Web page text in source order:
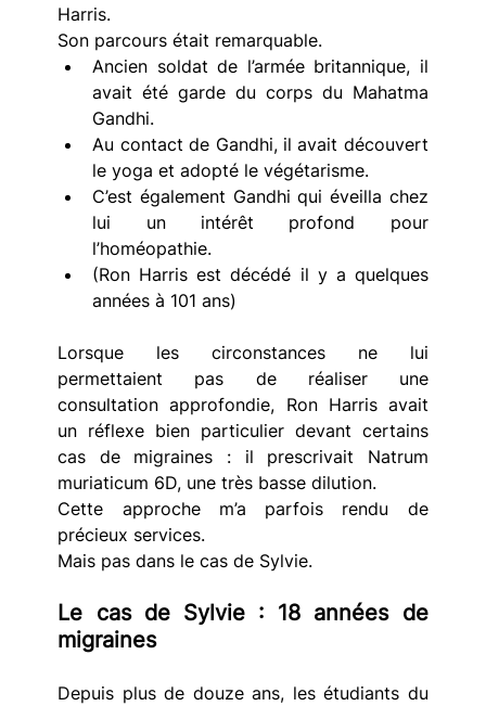
Harris.
Son parcours était remarquable.
Ancien soldat de l’armée britannique, il
avait été garde du corps du Mahatma
Gandhi.
Au contact de Gandhi, il avait découvert
le yoga et adopté le végétarisme.
C’est également Gandhi qui éveilla chez
lui un intérêt profond pour
l’homéopathie.
(Ron Harris est décédé il y a quelques
années à 101 ans)
Lorsque les circonstances ne lui
permettaient pas de réaliser une
consultation approfondie, Ron Harris avait
un réflexe bien particulier devant certains
cas de migraines : il prescrivait Natrum
muriaticum 6D, une très basse dilution.
Cette approche m’a parfois rendu de
précieux services.
Mais pas dans le cas de Sylvie.
Le cas de Sylvie : 18 années de
migraines
Depuis plus de douze ans, les étudiants du